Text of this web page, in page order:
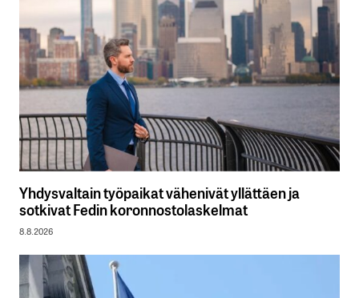
Yhdysvaltain työpaikat vähenivät yllättäen ja
sotkivat Fedin koronnostolaskelmat
8.8.2026